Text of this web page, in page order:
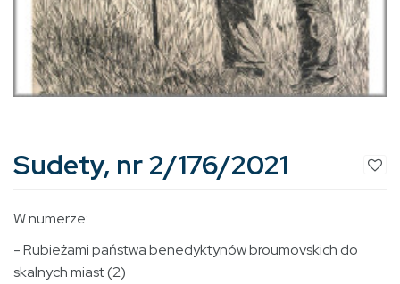
Sudety, nr 2/176/2021
W numerze:
- Rubieżami państwa benedyktynów broumovskich do
skalnych miast (2)